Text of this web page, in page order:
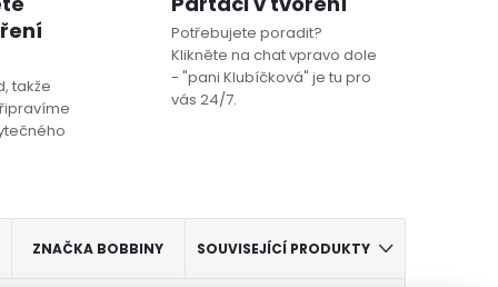
takže
Potřebujete poradit?
Klikněte na chat vpravo dole
- "pani Klubíčková" je tu pro
vás 24/7.
ZNAČKA BOBBINY SOUVISEJÍCÍ PRODUKTY